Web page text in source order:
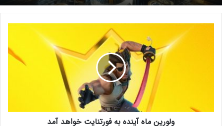
واقعیت ساده این است که پول به هر
شکلی که باشد، مفید و قابل‌استفاده
است و دوج کوین هم شکلی از پول
است. در حقیقت، دوج کوین از معدود
ارزهای دیجیتالی است که از روز اول به
همین هدف ساخته شده بود.
ه
ولورین ماه آینده به فورتنایت خواهد آمد